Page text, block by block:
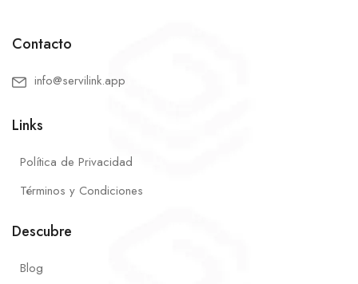
Contacto
info@servilink.app
Links
Política de Privacidad
Términos y Condiciones
Descubre
Blog